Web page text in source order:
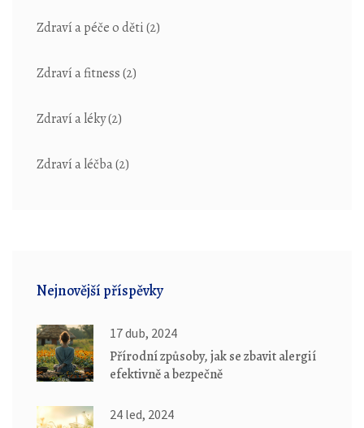
Zdraví a péče o děti(2)
Zdraví a fitness(2)
Zdraví a léky(2)
Zdraví a léčba(2)
Nejnovější příspěvky
17 dub, 2024
Přírodní způsoby, jak se zbavit alergií
efektivně a bezpečně
24 led, 2024